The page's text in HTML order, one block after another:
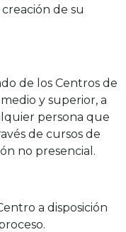
de su
de los Centros de
y superior, a
persona que
de cursos de
no presencial.
a disposición